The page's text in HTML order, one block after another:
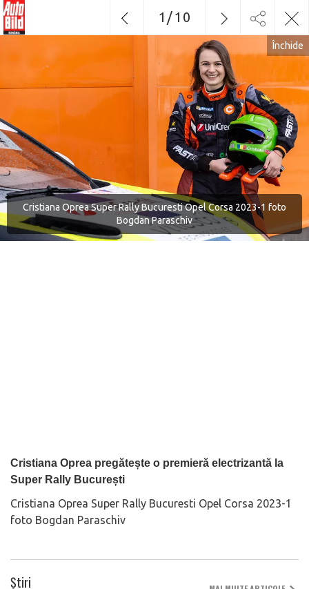
Cristiana Oprea Super Rally Bucuresti Opel Corsa 2023-1 foto
Bogdan Paraschiv
Cristiana Oprea pregătește o premieră electrizantă la
Super Rally București
Cristiana Oprea Super Rally Bucuresti Opel Corsa 2023-1
foto Bogdan Paraschiv
Închide
1 /10
Știri